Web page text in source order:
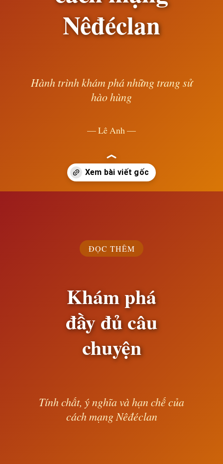
Nêđéclan
Hành trình khám phá những trang sử
hào hùng
— Lê Anh —
ĐỌC THÊM
Khám phá
đầy đủ câu
chuyện
Tính chất, ý nghĩa và hạn chế của
cách mạng Nêđéclan